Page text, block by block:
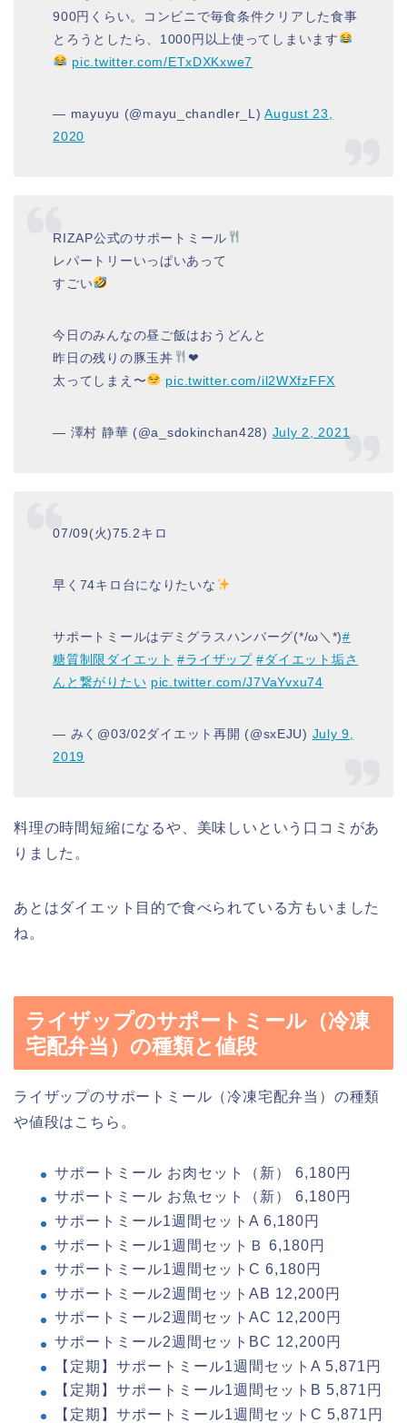
900円くらい。コンビニで毎食条件クリアした食事
とろうとしたら、1000円以上使ってしまいます
pic.twitter.com/ETxDXKxwe7
— mayuyu (@mayu_chandler_L)August 23,
2020
RIZAP公式のサポートミール
レパートリーいっぱいあって
すごい
今日のみんなの昼ご飯はおうどんと
昨日の残りの豚玉丼
❤︎
太ってしまえ〜
pic.twitter.com/il2WXfzFFX
— 澤村 静華 (@a_sdokinchan428) July 2, 2021
07/09(火)75.2キロ
早く74キロ台になりたいな
サポートミールはデミグラスハンバーグ(*/ω＼*)#
糖質制限ダイエット #ライザップ #ダイエット垢さ
んと繋がりたい pic.twitter.com/J7VaYvxu74
— みく@03/02ダイエット再開 (@sxEJU) July 9,
2019
料理の時間短縮になるや、美味しいという口コミがあ
りました。
あとはダイエット目的で食べられている方もいました
ね。
ライザップのサポートミール（冷凍
宅配弁当）の種類と値段
ライザップのサポートミール（冷凍宅配弁当）の種類
や値段はこちら。
サポートミール お肉セット（新） 6,180円
サポートミール お魚セット（新） 6,180円
サポートミール1週間セットA 6,180円
サポートミール1週間セットＢ 6,180円
サポートミール1週間セットC 6,180円
サポートミール2週間セットAB 12,200円
サポートミール2週間セットAC 12,200円
サポートミール2週間セットBC 12,200円
【定期】サポートミール1週間セットA 5,871円
【定期】サポートミール1週間セットB 5,871円
【定期】サポートミール1週間セットC 5,871円